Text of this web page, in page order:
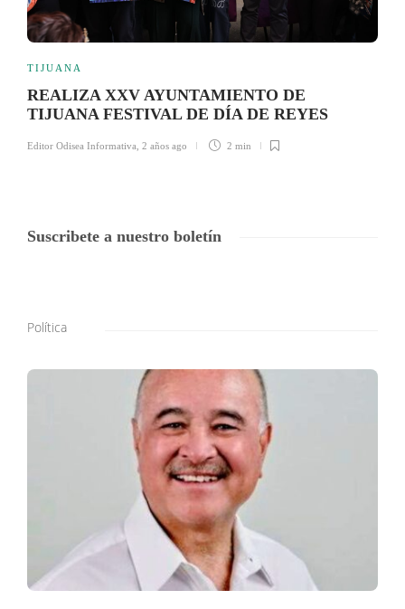
TIJUANA
REALIZA XXV AYUNTAMIENTO DE
TIJUANA FESTIVAL DE DÍA DE REYES
Editor Odisea Informativa 2 años ago 2 min
Suscribete a nuestro boletín
Política